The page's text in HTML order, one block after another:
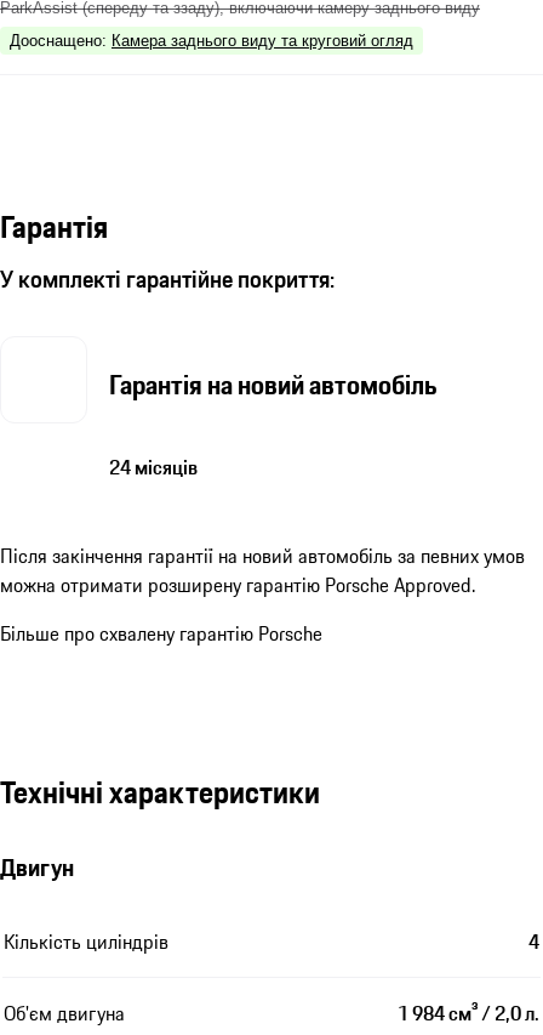
ParkAssist (спереду та ззаду), включаючи камеру заднього виду
Дооснащено: Камера заднього виду та круговий огляд
Гарантія
У комплекті гарантійне покриття:
Гарантія на новий автомобіль
24 місяців
Після закінчення гарантії на новий автомобіль за певних умов
можна отримати розширену гарантію Porsche Approved.
Більше про схвалену гарантію Porsche
Технічні характеристики
Двигун
Кількість циліндрів 4
Об'єм двигуна 1 984 см³ / 2,0 л.